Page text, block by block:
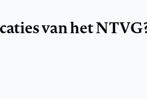
van het